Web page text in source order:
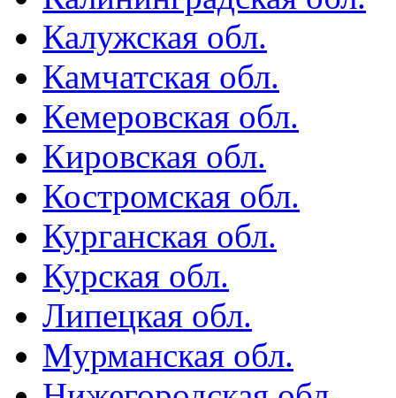
Калужская обл.
Камчатская обл.
Кемеровская обл.
Кировская обл.
Костромская обл.
Курганская обл.
Курская обл.
Липецкая обл.
Мурманская обл.